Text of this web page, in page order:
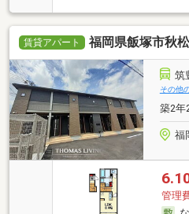
賃貸アパート 福岡県飯塚市秋
筑
その他
築2年
福
管理